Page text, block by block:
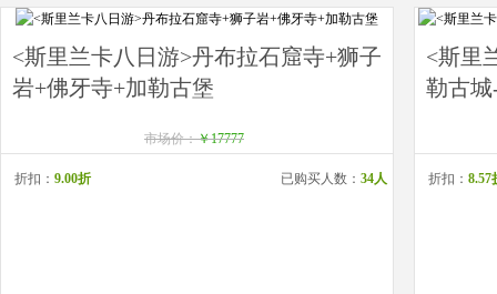
<斯里兰卡八日游>丹布拉石窟寺+狮子
岩+佛牙寺+加勒古堡
市场价：￥17777
折扣： 9.00折 已购买人数： 34人
<斯里
勒古
折扣： 8.57